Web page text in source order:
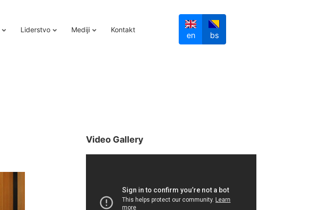
Liderstvo Mediji Kontakt
en bs
Video Gallery